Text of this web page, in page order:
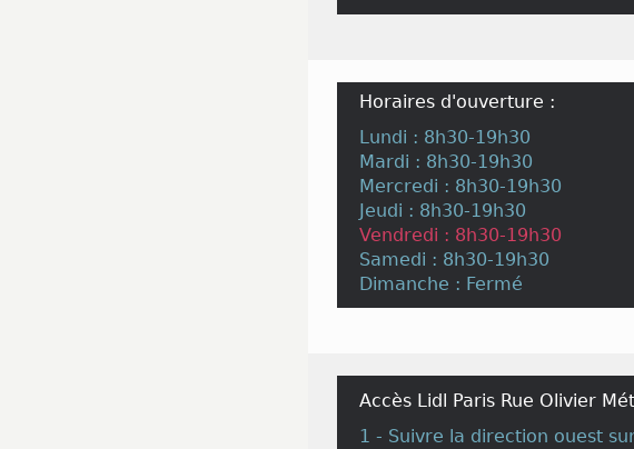
Horaires d'ouverture :
Lundi : 8h30-19h30
Mardi : 8h30-19h30
Mercredi : 8h30-19h30
Jeudi : 8h30-19h30
Vendredi : 8h30-19h30
Samedi : 8h30-19h30
Dimanche : Fermé
Accès Lidl Paris Rue Olivier
1 - Suivre la direction ouest